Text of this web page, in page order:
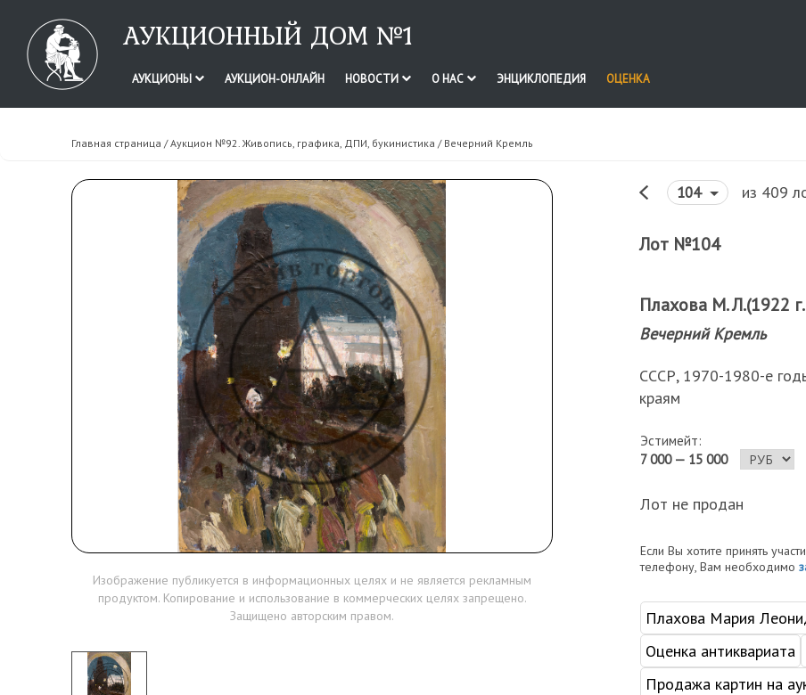
АУКЦИОННЫЙ ДОМ №1
АУКЦИОНЫ АУКЦИОН-ОНЛАЙН НОВОСТИ О НАС ЭНЦИКЛОПЕДИЯ ОЦЕНКА
Главная страница /Аукцион №92. Живопись, графика, ДПИ, букинистика / Вечерний Кремль
Изображение публикуется в информационных целях и не является рекламным
продуктом. Копирование и использование в коммерческих целях запрещено.
Защищено авторским правом.
104 из 409
Лот №104
Плахова М. Л.(1922
Вечерний Кремль
СССР, 1970-1980-е
краям
Эстимейт:
7 000 — 15 000
Лот не продан
Если Вы хотите принять
телефону, Вам необходимо
Плахова Мария
Оценка антиквариата
Продажа картин на